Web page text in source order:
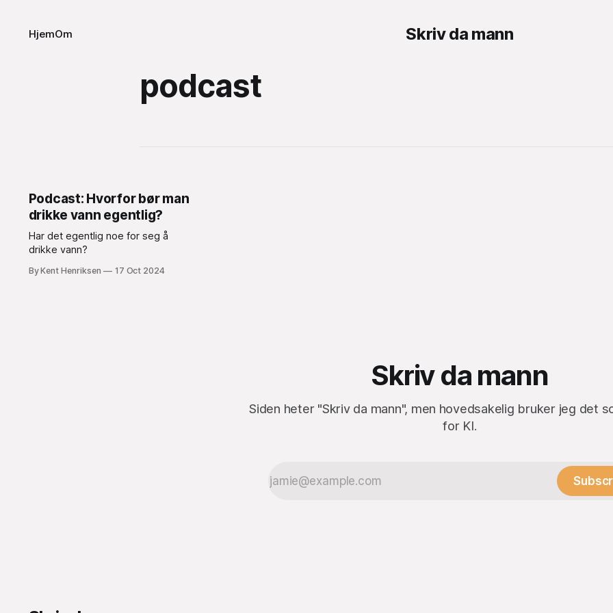
Skriv da mann
HjemOm
podcast
Podcast: Hvorfor bør man
drikke vann egentlig?
Har det egentlig noe for seg å
drikke vann?
By Kent Henriksen 17 Oct 2024
Skriv da mann
Siden heter "Skriv da mann", men hovedsakelig bruker jeg det
for KI.